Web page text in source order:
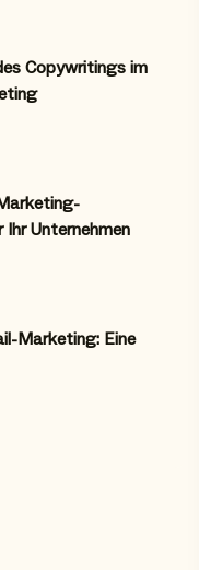
Copywritings im
Unternehmen
Marketing: Eine